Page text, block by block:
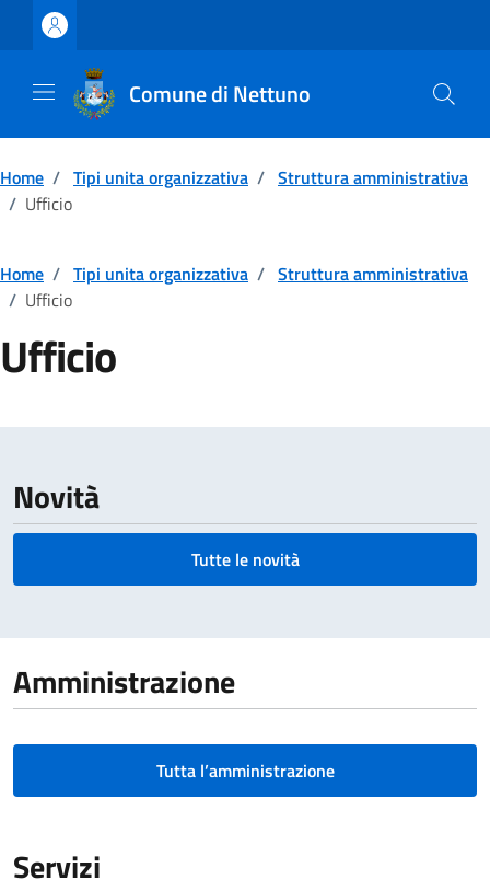
Vai ai contenuti
Vai al footer
Comune di Nettuno
Home / Tipi unita organizzativa / Struttura amministrativa
/ Ufficio
Home / Tipi unita organizzativa / Struttura amministrativa
/ Ufficio
Ufficio
Dettagli della notizia
Novità
Tutte le novità
Amministrazione
Tutta l’amministrazione
Servizi